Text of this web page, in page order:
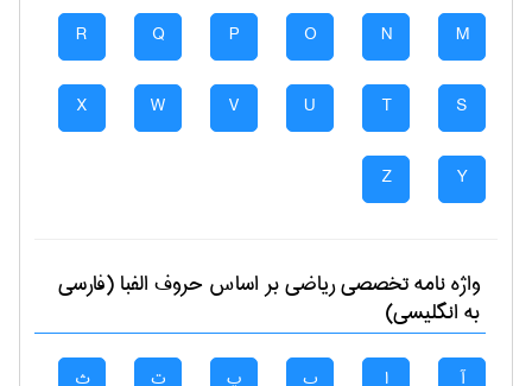
M
N
O
P
Q
R
S
T
U
V
W
X
Y
Z
واژه نامه تخصصیرياضیبر اساس حروف الفبا (فارسی
به انگلیسی)
آ ا ب پ ت ث